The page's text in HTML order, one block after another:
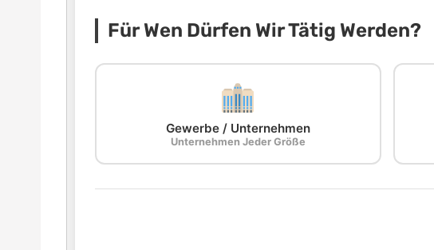
Für Wen Dürfen Wir Tätig Werden?
Gewerbe / Unternehmen
Unternehmen Jeder Größe